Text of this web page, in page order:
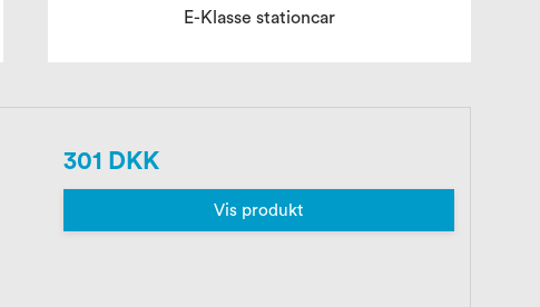
E-Klasse stationcar
301 DKK
Vis produkt